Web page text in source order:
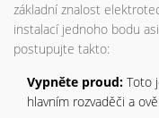
základní znalost
instalací jednoho bodu
postupujte takto:
Vypněte proud: Toto
hlavním rozvaděči a